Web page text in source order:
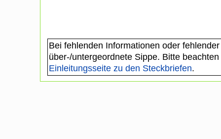
Bei fehlenden Informationen oder
über-/untergeordnete Sippe. Bitte
Einleitungsseite zu den Steckbriefen.